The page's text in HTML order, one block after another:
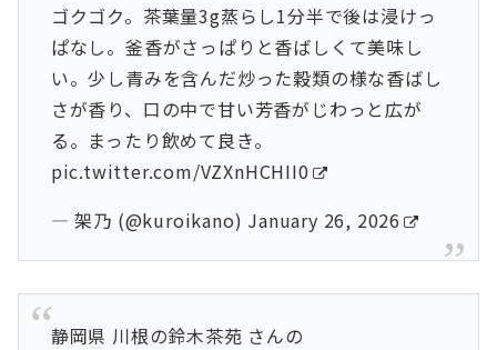
ゴクゴク。茶葉量3g蒸らし1分半で後は浸けっ
ぱなし。釜香がさっぱりと香ばしくて美味し
い。少し青みを含んだ炒った穀類の様な香ばし
さが香り、口の中で甘い芳香がじわっと広が
る。まったり飲めて良き。
pic.twitter.com/VZXnHCHII0
— 架乃 (@kuroikano) January 26, 2026
静岡県 川根の鈴木茶苑 さんの